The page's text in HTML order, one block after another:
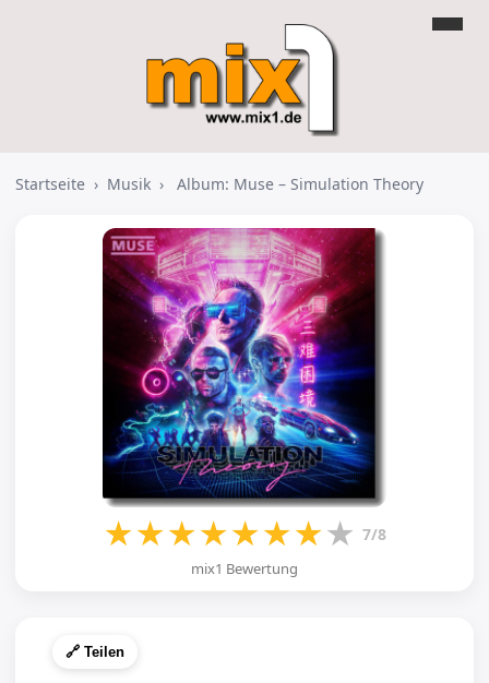
Startseite › Musik › Album: Muse – Simulation Theory
★★★★★★★★ 7/8
mix1 Bewertung
🔗 Teilen